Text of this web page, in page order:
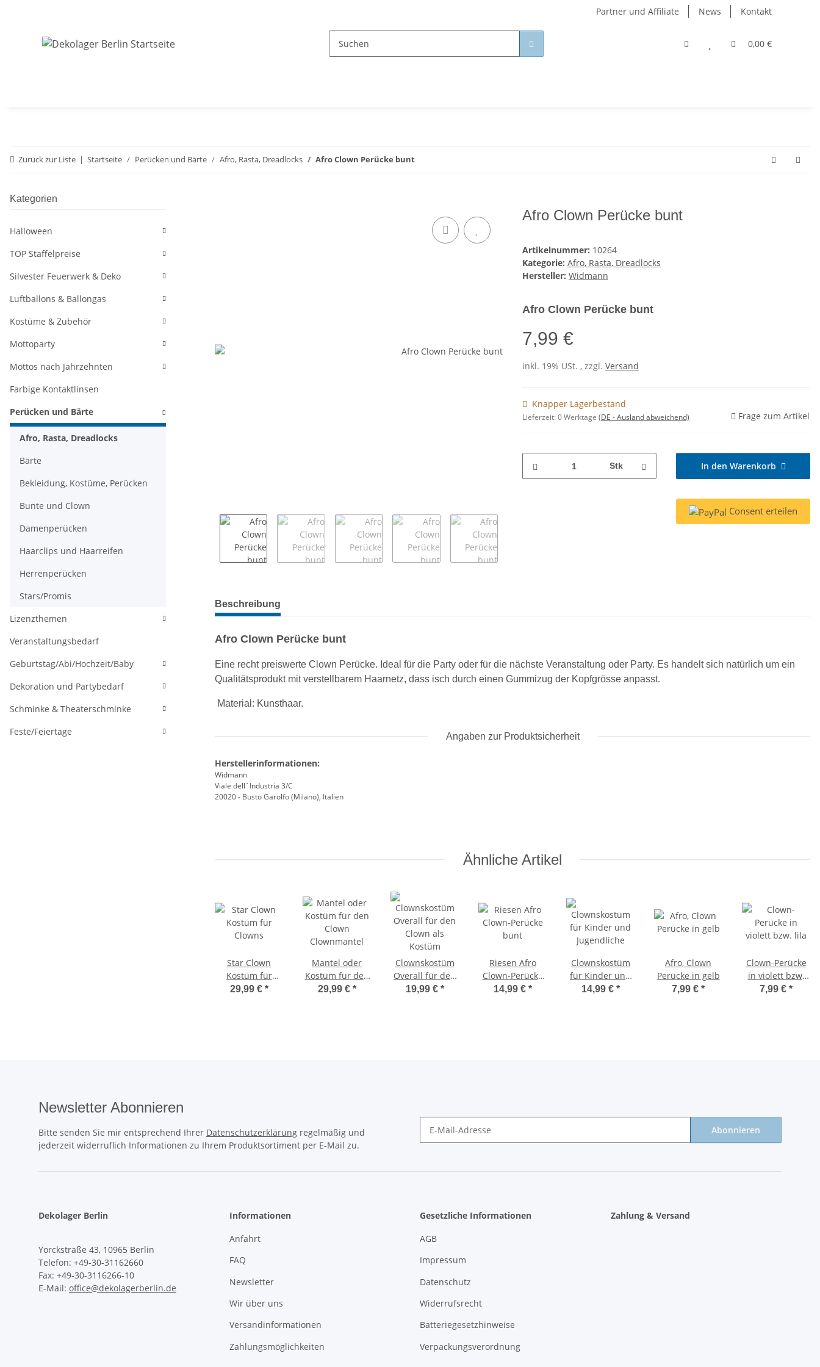
Partner und Affiliate News Kontakt
0,00 €
Zurück zur Liste Startseite Perücken und Bärte Afro, Rasta, Dreadlocks Afro Clown Perücke bunt
Afro Clown Perücke bunt
Artikelnummer: 10264
Kategorie: Afro, Rasta, Dreadlocks
Hersteller: Widmann
Afro Clown Perücke bunt
7,99 €
inkl. 19% USt. , zzgl. Versand
Knapper Lagerbestand
Lieferzeit:0 Werktage (DE - Ausland abweichend) Frage zum Artikel
Stk In den Warenkorb
Consent erteilen
weitere Registerkarten anzeigen
Beschreibung
Afro Clown Perücke bunt
Eine recht preiswerte Clown Perücke. Ideal für die Party oder für die nächste Veranstaltung oder Party. Es handelt sich natürlich um ein
Qualitätsprodukt mit verstellbarem Haarnetz, dass isch durch einen Gummizug der Kopfgrösse anpasst.
Material: Kunsthaar.
Angaben zur Produktsicherheit
Herstellerinformationen:
Widmann
Viale dell`Industria 3/C
20020 - Busto Garolfo (Milano), Italien
Ähnliche Artikel
Star Clown
Kostüm für
Clowns
29,99 € *
Mantel oder
Kostüm für den
Clown
29,99 € *
Clownskostüm
Overall für den
Clown als
19,99 € *
Riesen Afro
Clown-Perücke
bunt
14,99 € *
Clownskostüm
für Kinder und
Jugendliche
14,99 € *
Afro, Clown
Perücke in gelb
7,99 € *
Clown-Perücke
in violett bzw.
lila
7,99 € *
Kategorien
Halloween
TOP Staffelpreise
Silvester Feuerwerk & Deko
Luftballons & Ballongas
Kostüme & Zubehör
Mottoparty
Mottos nach Jahrzehnten
Farbige Kontaktlinsen
Perücken und Bärte
Afro, Rasta, Dreadlocks
Bärte
Bekleidung, Kostüme, Perücken
Bunte und Clown
Damenperücken
Haarclips und Haarreifen
Herrenperücken
Stars/Promis
Lizenzthemen
Veranstaltungsbedarf
Geburtstag/Abi/Hochzeit/Baby
Dekoration und Partybedarf
Schminke & Theaterschminke
Feste/Feiertage
Newsletter Abonnieren
Bitte senden Sie mir entsprechend Ihrer Datenschutzerklärung regelmäßig und
jederzeit widerruflich Informationen zu Ihrem Produktsortiment per E-Mail zu.
Abonnieren
Dekolager Berlin
Yorckstraße 43, 10965 Berlin
Telefon: +49-30-31162660
Fax: +49-30-3116266-10
E-Mail: office@dekolagerberlin.de
Informationen
Anfahrt
FAQ
Newsletter
Wir über uns
Versandinformationen
Zahlungsmöglichkeiten
Gesetzliche Informationen
AGB
Impressum
Datenschutz
Widerrufsrecht
Batteriegesetzhinweise
Verpackungsverordnung
Zahlung & Versand